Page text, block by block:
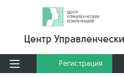
Центр
Регистрация